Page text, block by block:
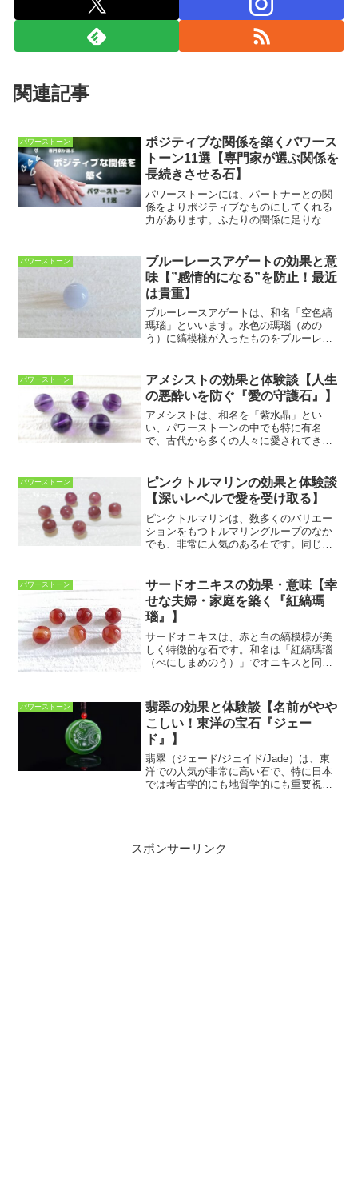
関連記事
パワーストーン
ポジティブな関係を築くパワース
トーン11選【専門家が選ぶ関係を
長続きさせる石】
パワーストーンには、パートナーとの関
係をよりポジティブなものにしてくれる
力があります。ふたりの関係に足りない
を乗り越えるサポートをし、うまくいか
ない関係を健全でハッピー...
パワーストーン
ブルーレースアゲートの効果と意
味【”感情的になる”を防止！最近
は貴重】
ブルーレースアゲートは、和名「空色縞
瑪瑙」といいます。水色の瑪瑙（めの
う）に縞模様が入ったものをブルーレー
のように見えることからこの名がつけら
れました。ブルーレースアゲ...
パワーストーン
アメシストの効果と体験談【人生
の悪酔いを防ぐ『愛の守護石』】
アメシストは、和名を「紫水晶」とい
い、パワーストーンの中でも特に有名
で、古代から多くの人々に愛されてきた
アと同じで、結晶中に取り込まれると色
むらができるのが一般的で、色...
パワーストーン
ピンクトルマリンの効果と体験談
【深いレベルで愛を受け取る】
ピンクトルマリンは、数多くのバリエー
ションをもつトルマリングループのなか
でも、非常に人気のある石です。同じト
（他のトルマリングループの石について
はコチラ↓）他の石にはな...
パワーストーン
サードオニキスの効果・意味【幸
せな夫婦・家庭を築く『紅縞瑪
瑙』】
サードオニキスは、赤と白の縞模様が美
しく特徴的な石です。和名は「紅縞瑪瑙
（べにしまめのう）」でオニキスと同じ
石でもあります。古代エジプトや古代ロ
ーマでは、カメオの材料...
パワーストーン
翡翠の効果と体験談【名前がやや
こしい！東洋の宝石『ジェー
ド』】
翡翠（ジェード/ジェイド/Jade）は、東
洋での人気が非常に高い石で、特に日本
では考古学的にも地質学的にも重要視さ
スポンサーリンク